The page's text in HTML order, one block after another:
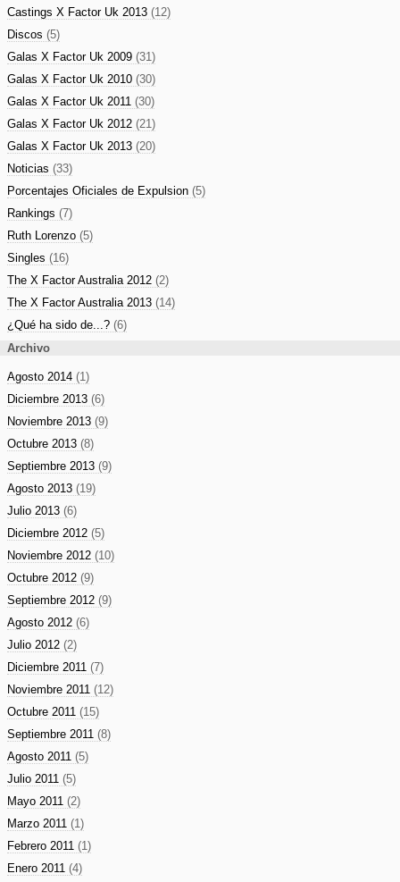
Castings X Factor Uk 2013 (12)
Discos (5)
Galas X Factor Uk 2009 (31)
Galas X Factor Uk 2010 (30)
Galas X Factor Uk 2011 (30)
Galas X Factor Uk 2012 (21)
Galas X Factor Uk 2013 (20)
Noticias (33)
Porcentajes Oficiales de Expulsion (5)
Rankings (7)
Ruth Lorenzo (5)
Singles (16)
The X Factor Australia 2012 (2)
The X Factor Australia 2013 (14)
¿Qué ha sido de...? (6)
Archivo
Agosto 2014 (1)
Diciembre 2013 (6)
Noviembre 2013 (9)
Octubre 2013 (8)
Septiembre 2013 (9)
Agosto 2013 (19)
Julio 2013 (6)
Diciembre 2012 (5)
Noviembre 2012 (10)
Octubre 2012 (9)
Septiembre 2012 (9)
Agosto 2012 (6)
Julio 2012 (2)
Diciembre 2011 (7)
Noviembre 2011 (12)
Octubre 2011 (15)
Septiembre 2011 (8)
Agosto 2011 (5)
Julio 2011 (5)
Mayo 2011 (2)
Marzo 2011 (1)
Febrero 2011 (1)
Enero 2011 (4)